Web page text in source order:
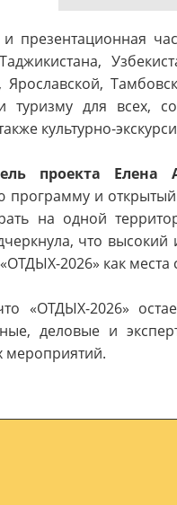
презентационная
Ярославской,
туризму для всех,
культурно-
проекта Елена
программу и
на одной
что высокий
2026» как
«ОТДЫХ-2026»
деловые и
мероприятий.